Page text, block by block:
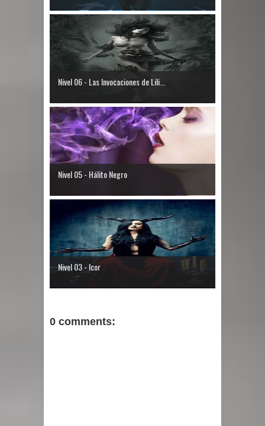
Nivel 06 - Las Invocaciones de Lili...
Nivel 05 - Hálito Negro
Nivel 03 - Icor
0 comments: